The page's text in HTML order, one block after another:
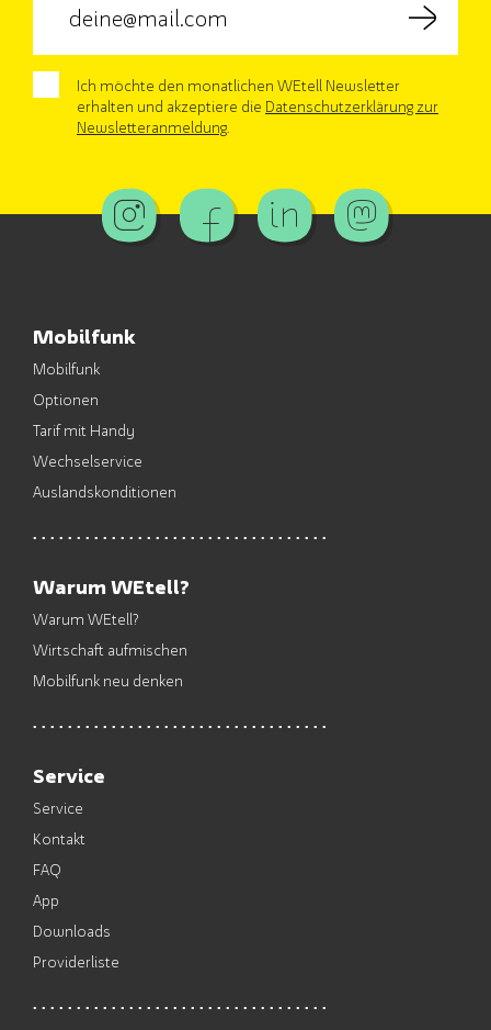
Ich möchte den monatlichen WEtell Newsletter
erhalten und akzeptiere die Datenschutzerklärung zur
Newsletteranmeldung
Mobilfunk
Mobilfunk
Optionen
Tarif mit Handy
Wechselservice
Auslandskonditionen
Warum WEtell?
Warum WEtell?
Wirtschaft aufmischen
Mobilfunk neu denken
Service
Service
Kontakt
FAQ
App
Downloads
Providerliste